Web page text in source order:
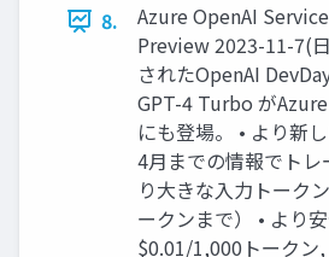
8.
Azure OpenAI
Preview 2023-11-7(
されたOpenAI
GPT-4 Turbo が
にも登場。 • より新
4月までの情報でトレ
り大きな入力トーク
ークンまで） • より
$0.01/1,000トークン